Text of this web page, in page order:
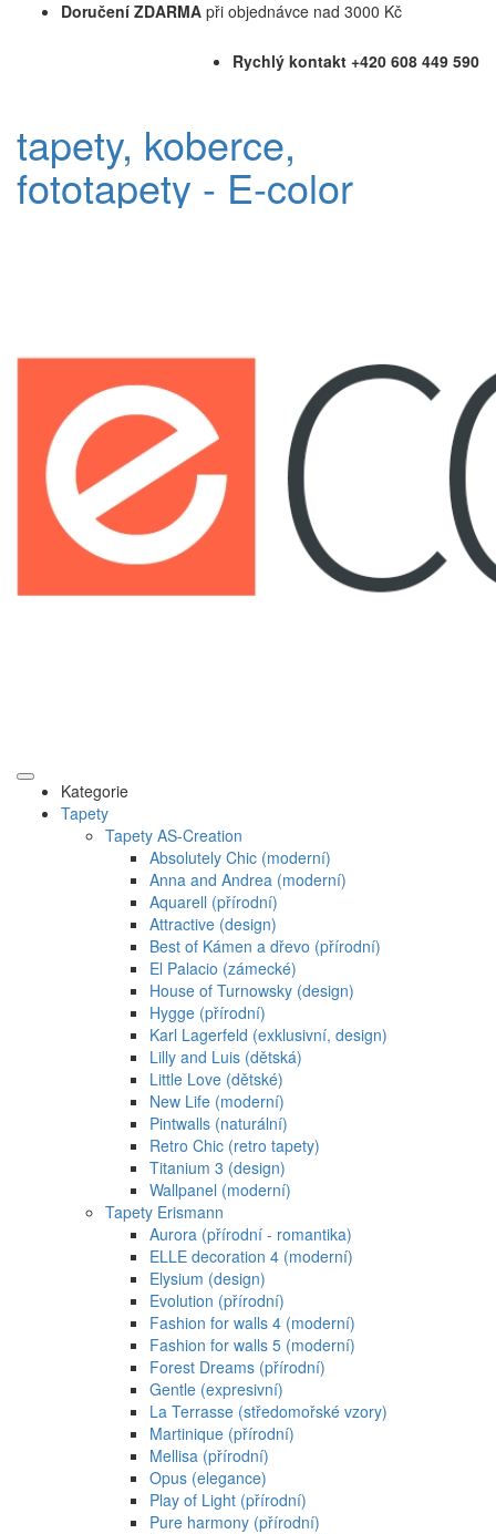
Doručení ZDARMA při objednávce nad 3000 Kč
Rychlý kontakt +420 608 449 590
tapety, koberce,
fototapety - E-color
Kategorie
Tapety
Tapety AS-Creation
Absolutely Chic (moderní)
Anna and Andrea (moderní)
Aquarell (přírodní)
Attractive (design)
Best of Kámen a dřevo (přírodní)
El Palacio (zámecké)
House of Turnowsky (design)
Hygge (přírodní)
Karl Lagerfeld (exklusivní, design)
Lilly and Luis (dětská)
Little Love (dětské)
New Life (moderní)
Pintwalls (naturální)
Retro Chic (retro tapety)
Titanium 3 (design)
Wallpanel (moderní)
Tapety Erismann
Aurora (přírodní - romantika)
ELLE decoration 4 (moderní)
Elysium (design)
Evolution (přírodní)
Fashion for walls 4 (moderní)
Fashion for walls 5 (moderní)
Forest Dreams (přírodní)
Gentle (expresivní)
La Terrasse (středomořské vzory)
Martinique (přírodní)
Mellisa (přírodní)
Opus (elegance)
Play of Light (přírodní)
Pure harmony (přírodní)